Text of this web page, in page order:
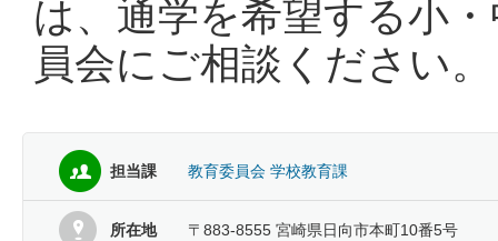
は、通学を希望する小
員会にご相談ください。
担当課 教育委員会 学校教育課
所在地 〒883-8555 宮崎県日向市本町10番5号